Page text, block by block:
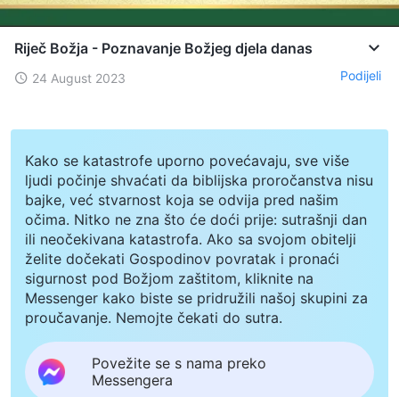
Riječ Božja - Poznavanje Božjeg djela danas
24 August 2023 Podijeli
Kako se katastrofe uporno povećavaju, sve više
ljudi počinje shvaćati da biblijska proročanstva nisu
bajke, već stvarnost koja se odvija pred našim
očima. Nitko ne zna što će doći prije: sutrašnji dan
ili neočekivana katastrofa. Ako sa svojom obitelji
želite dočekati Gospodinov povratak i pronaći
sigurnost pod Božjom zaštitom, kliknite na
Messenger kako biste se pridružili našoj skupini za
proučavanje. Nemojte čekati do sutra.
Povežite se s nama preko
Messengera